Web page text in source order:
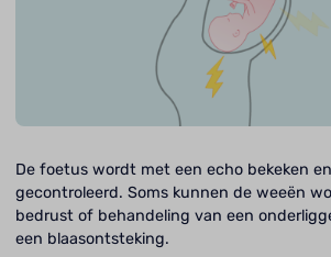
De foetus wordt met een echo bekeken
gecontroleerd. Soms kunnen de weeën
bedrust of behandeling van een
een blaasontsteking.